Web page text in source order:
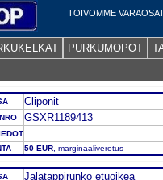
TOIVOMME
PURKUMOPOT
Cliponit
GSXR1189413
50 EUR , marginaaliverotus
Jalatappirunko etuoikea